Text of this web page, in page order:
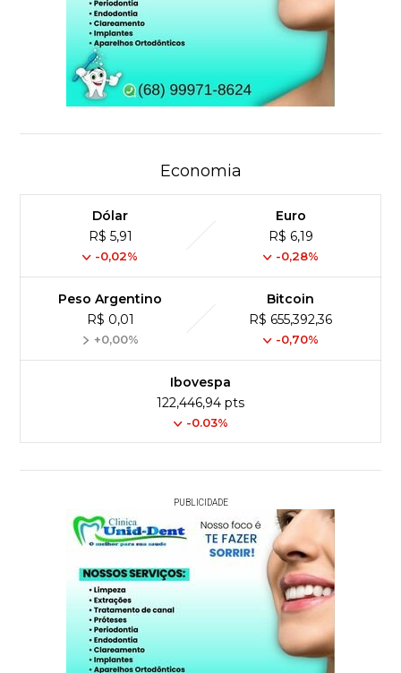
Economia
Dólar
R$ 5,91
-0,02%
Euro
R$ 6,19
-0,28%
Peso Argentino
R$ 0,01
+0,00%
Bitcoin
R$ 655,392,36
-0,70%
Ibovespa
122,446,94 pts
-0.03%
PUBLICIDADE